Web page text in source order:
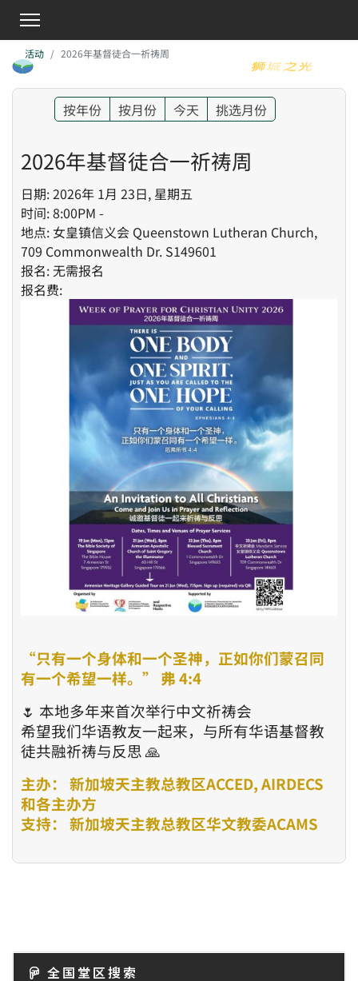
活动 2026年基督徒合一祈祷周
按年份 按月份 今天 挑选月份
2026年基督徒合一祈祷周
日期: 2026年 1月 23日, 星期五
时间: 8:00PM -
地点: 女皇镇信义会 Queenstown Lutheran Church,
709 Commonwealth Dr. S149601
报名: 无需报名
报名费:
“只有一个身体和一个圣神，正如你们蒙召同
有一个希望一样。” 弗 4:4
🌷 本地多年来首次举行中文祈祷会
希望我们华语教友一起来，与所有华语基督教
徒共融祈祷与反思 🙏
主办： 新加坡天主教总教区ACCED, AIRDECS
和各主办方
支持： 新加坡天主教总教区华文教委ACAMS
全国堂区搜索